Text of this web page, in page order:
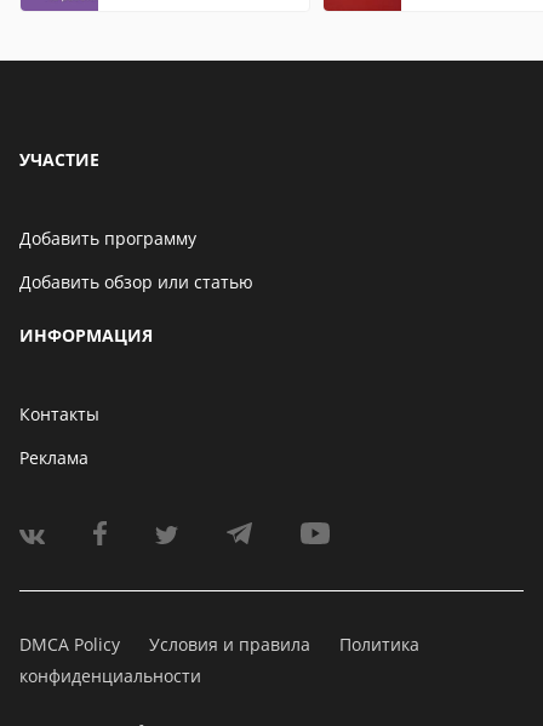
УЧАСТИЕ
Добавить программу
Добавить обзор или статью
ИНФОРМАЦИЯ
Контакты
Реклама
DMCA Policy Условия и правила
Политика
конфиденциальности